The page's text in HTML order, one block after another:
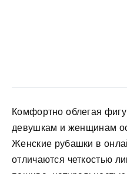
Комфортно облегая
девушкам и женщинам
Женские рубашки в
отличаются четкостью